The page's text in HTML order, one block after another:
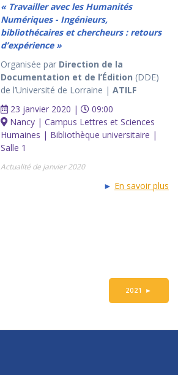
« Travailler avec les Humanités
Numériques - Ingénieurs,
bibliothécaires et chercheurs : retours
d’expérience »
Organisée par Direction de la
Documentation et de l’Édition (DDE)
de l’Université de Lorraine |ATILF
23 janvier 2020 |
09:00
Nancy | Campus Lettres et Sciences
Humaines | Bibliothèque universitaire |
Salle 1
Actualité de janvier 2020
► En savoir plus
2021 ►